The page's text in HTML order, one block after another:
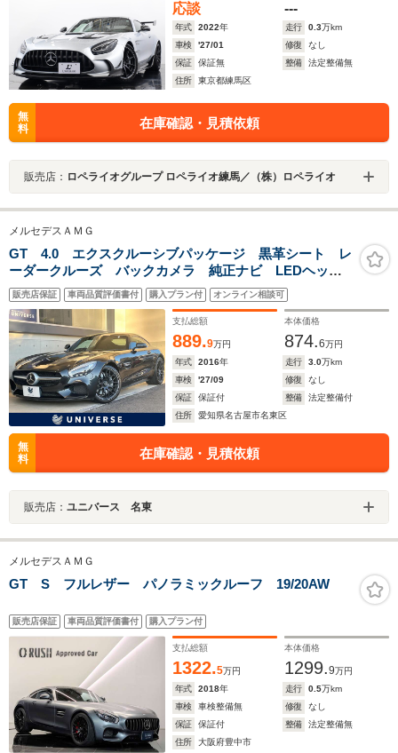
応談 ---
年式 2022年 走行 0.3万km
車検
'27/01 修復
なし
保証
保証無 整備
法定整備無
住所
東京都練馬区
無
料
在庫確認・見積依頼
販売店： ロペライオグループ ロペライオ練馬／（株）ロペライオ
メルセデスＡＭＧ
GT 4.0 エクスクルーシブパッケージ 黒革シート レ
ーダークルーズ バックカメラ 純正ナビ LEDヘッド
ライト 前席シートヒーター メモリー付パワーシー
ト コーナーセンサー ブラインドスポット ETC 禁
煙車
販売店保証 車両品質評価書付 購入プラン付 オンライン相談可
支払総額
889.9万円
本体価格
874.6万円
年式
2016年 走行 3.0万km
車検
'27/09 修復
なし
保証
保証付 整備
法定整備付
住所
愛知県名古屋市名東区
無
料
在庫確認・見積依頼
販売店： ユニバース 名東
メルセデスＡＭＧ
GT S フルレザー パノラミックルーフ 19/20AW
販売店保証 車両品質評価書付 購入プラン付
支払総額
1322.5万円
本体価格
1299.9万円
年式
2018年 走行 0.5万km
車検
車検整備無 修復
なし
保証
保証付 整備
法定整備無
住所
大阪府豊中市